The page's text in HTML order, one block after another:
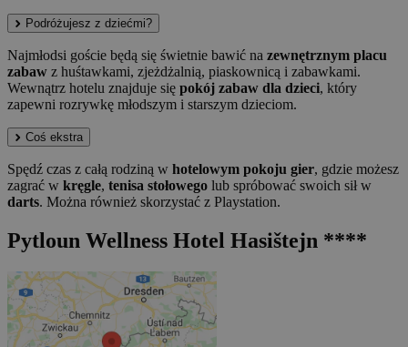
Podróżujesz z dziećmi?
Najmłodsi goście będą się świetnie bawić na zewnętrznym placu
zabaw z huśtawkami, zjeżdżalnią, piaskownicą i zabawkami.
Wewnątrz hotelu znajduje się pokój zabaw dla dzieci, który
zapewni rozrywkę młodszym i starszym dzieciom.
Coś ekstra
Spędź czas z całą rodziną w hotelowym pokoju gier, gdzie możesz
zagrać w kręgle, tenisa stołowego lub spróbować swoich sił w
darts. Można również skorzystać z Playstation.
Pytloun Wellness Hotel Hasištejn ****